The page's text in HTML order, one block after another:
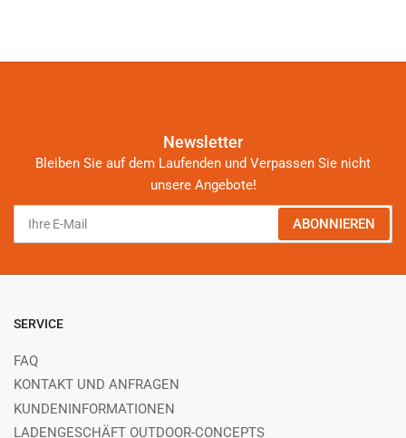
Newsletter
Bleiben Sie auf dem Laufenden und Verpassen Sie nicht
unsere Angebote!
Ihre
Mail
ABONNIEREN
SERVICE
FAQ
KONTAKT UND ANFRAGEN
KUNDENINFORMATIONEN
LADENGESCHÄFT OUTDOOR-CONCEPTS